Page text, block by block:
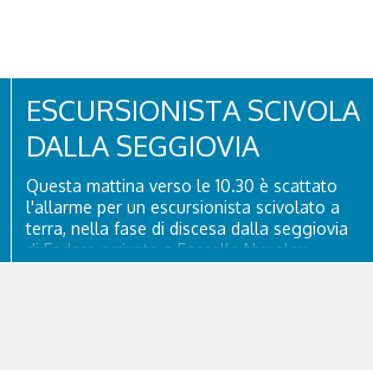
ESCURSIONISTA SCIVOLA
DALLA SEGGIOVIA
Questa mattina verso le 10.30 è scattato
l'allarme per un escursionista scivolato a
terra, nella fase di discesa dalla seggiovia
di Fedare arrivata a Forcella Nuvolau.